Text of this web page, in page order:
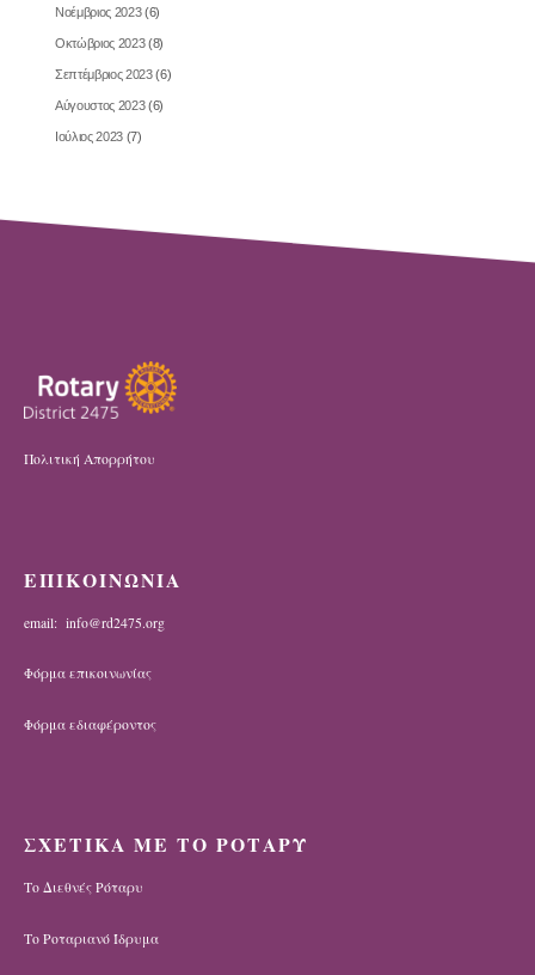
Οκτώβριος 2023(8)
Σεπτέμβριος 2023(6)
Αύγουστος 2023(6)
Ιούλιος 2023(7)
Πολιτική Απορρήτου
email: info@rd2475.org
Το Διεθνές Ρόταρυ